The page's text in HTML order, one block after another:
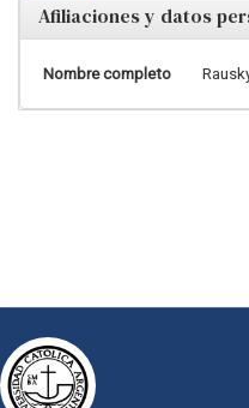
Afiliaciones y datos
Nombre completo